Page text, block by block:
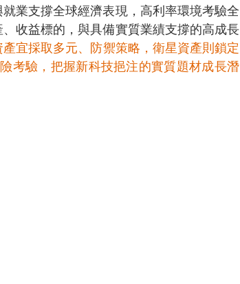
業支撐全球經濟表現，高利率環境考驗全
收益標的，與具備實質業績支撐的高成長
宜採取多元、防禦策略，衛星資產則鎖定
考驗，把握新科技挹注的實質題材成長潛